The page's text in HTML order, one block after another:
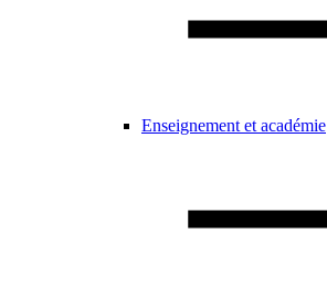
Enseignement et académie